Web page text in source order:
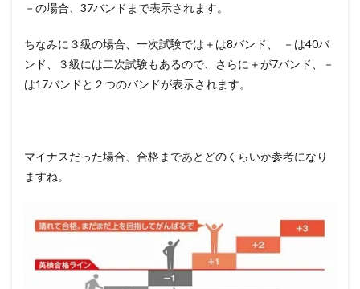
－の場合、37バンドまで表示されます。
ちなみに３級の場合、一次試験では＋は8バンド、 －は40バ
ンド、３級には二次試験もあるので、さらに＋が7バンド、－
は17バンドと２つのバンドが表示されます。
マイナスだった場合、合格まであとどのくらいか参考になり
ますね。